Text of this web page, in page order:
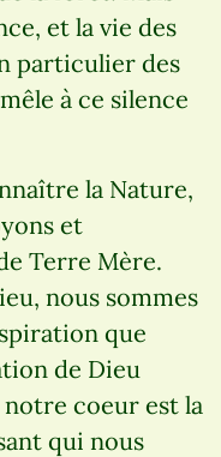
et la vie des
particulier des
à ce silence
la Nature,
et
Terre Mère.
nous sommes
que
de Dieu
coeur est la
qui nous